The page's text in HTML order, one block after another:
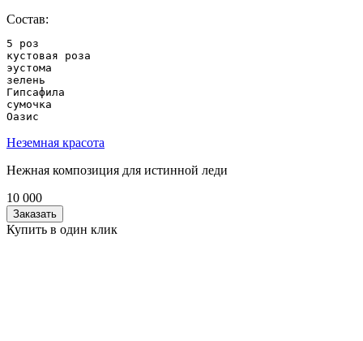
Состав:
5 роз
кустовая роза
эустома
зелень
Гипсафила
сумочка
Оазис
Неземная красота
Нежная композиция для истинной леди
10 000
Заказать
Купить в один клик